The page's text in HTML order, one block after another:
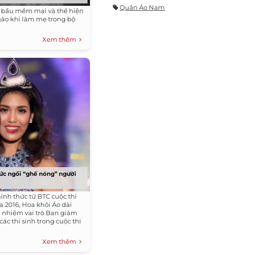
bầu mềm mại và thể hiện
khi làm mẹ trong bộ
Xem thêm
ngồi “ghế nóng” người
thức từ BTC cuộc thi
2016, Hoa khôi Áo dài
nhiệm vai trò Ban giám
thí sinh trong cuộc thi
Xem thêm
Quần Áo Nam